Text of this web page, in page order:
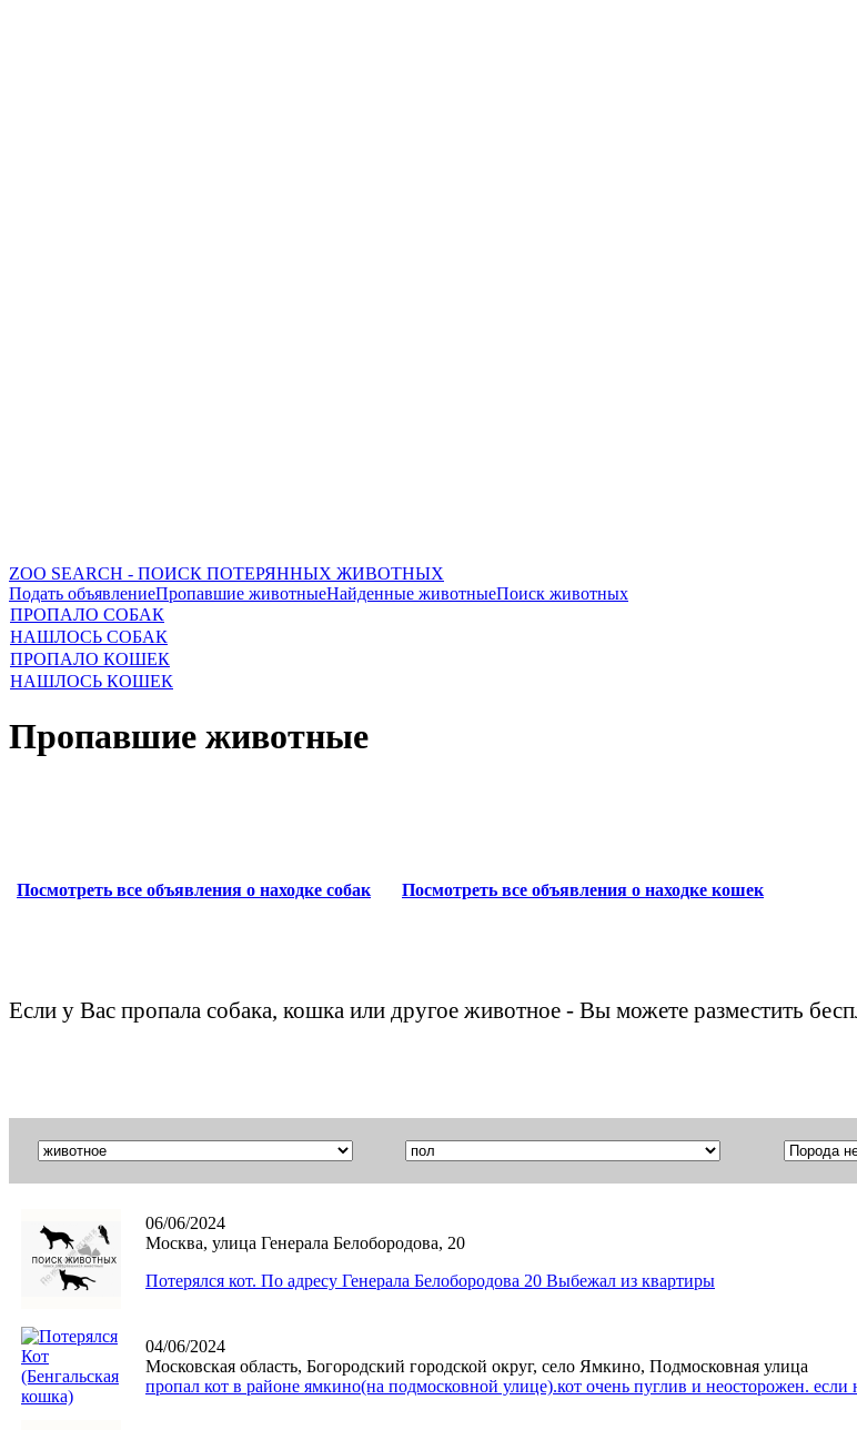
ZOO SEARCH - ПОИСК ПОТЕРЯННЫХ ЖИВОТНЫХ
Подать объявлениеПропавшие животныеНайденные животныеПоиск животных
ПРОПАЛО СОБАК
НАШЛОСЬ СОБАК
ПРОПАЛО КОШЕК
НАШЛОСЬ КОШЕК
Пропавшие животные
Посмотреть все объявления о находке собак Посмотреть все объявления о находке кошек
Если у Вас пропала собака, кошка или другое животное - Вы можете разместить
06/06/2024
Москва, улица Генерала Белобородова, 20
Потерялся кот. По адресу Генерала Белобородова 20 Выбежал из квартиры
04/06/2024
Московская область, Богородский городской округ, село Ямкино, Подмосковная улица
пропал кот в районе ямкино(на подмосковной улице).кот очень пуглив и неосторожен. если